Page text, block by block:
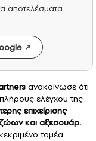
αποτελέσματα
ανακοίνωσε ότι
ελέγχου της
επιχείρισης
και αξεσουάρ.
τομέα